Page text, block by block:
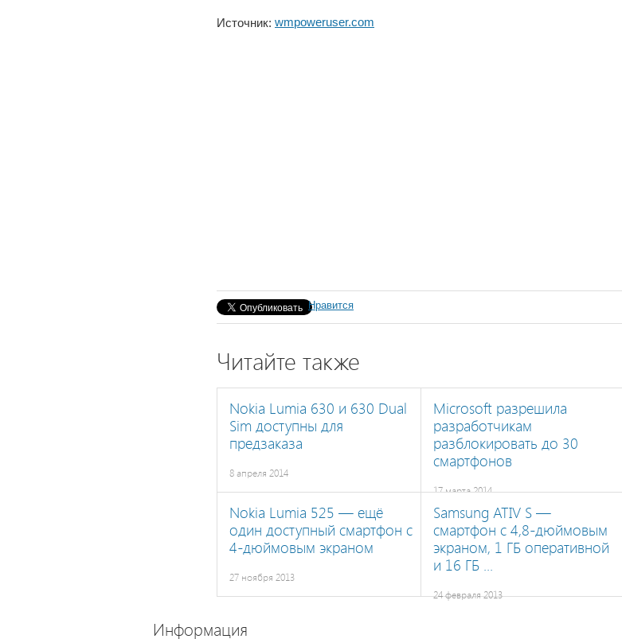
Источник: wmpoweruser.com
Нравится
Читайте также
Nokia Lumia 630 и 630 Dual
Sim доступны для
предзаказа
8 апреля 2014
Microsoft разрешила
разработчикам
разблокировать до 30
смартфонов
17 марта 2014
Nokia Lumia 525 — ещё
один доступный смартфон с
4-дюймовым экраном
27 ноября 2013
Samsung ATIV S —
смартфон с 4,8-дюймовым
экраном, 1 ГБ оперативной
и 16 ГБ ...
24 февраля 2013
Информация